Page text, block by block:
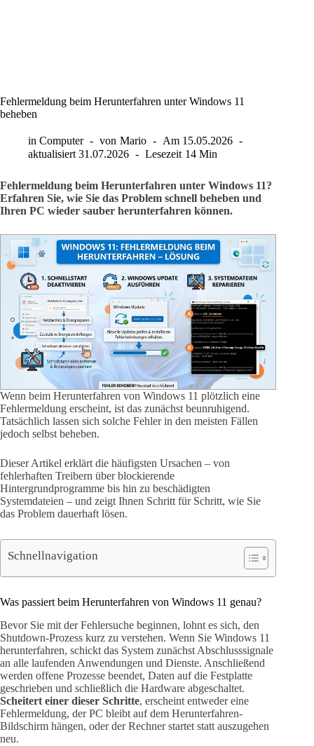
Fehlermeldung beim Herunterfahren unter Windows 11
beheben
in Computer von Mario Am 15.05.2026
aktualisiert 31.07.2026 Lesezeit 14 Min
Fehlermeldung beim Herunterfahren unter Windows 11?
Erfahren Sie, wie Sie das Problem schnell beheben und
Ihren PC wieder sauber herunterfahren können.
Wenn beim Herunterfahren von Windows 11 plötzlich eine
Fehlermeldung erscheint, ist das zunächst beunruhigend.
Tatsächlich lassen sich solche Fehler in den meisten Fällen
jedoch selbst beheben.
Dieser Artikel erklärt die häufigsten Ursachen – von
fehlerhaften Treibern über blockierende
Hintergrundprogramme bis hin zu beschädigten
Systemdateien – und zeigt Ihnen Schritt für Schritt, wie Sie
das Problem dauerhaft lösen.
Schnellnavigation
Was passiert beim Herunterfahren von Windows 11 genau?
Bevor Sie mit der Fehlersuche beginnen, lohnt es sich, den
Shutdown-Prozess kurz zu verstehen. Wenn Sie Windows 11
herunterfahren, schickt das System zunächst Abschlusssignale
an alle laufenden Anwendungen und Dienste. Anschließend
werden offene Prozesse beendet, Daten auf die Festplatte
geschrieben und schließlich die Hardware abgeschaltet.
Scheitert einer dieser Schritte, erscheint entweder eine
Fehlermeldung, der PC bleibt auf dem Herunterfahren-
Bildschirm hängen, oder der Rechner startet statt auszugehen
neu.